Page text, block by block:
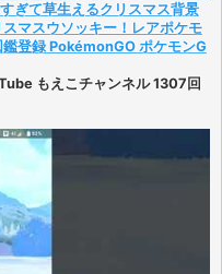
ぎて草生えるクリスマス背景
マスウソッキー！レアポケモ
登録 PokémonGO ポケモンG
もえこチャンネル 1307回